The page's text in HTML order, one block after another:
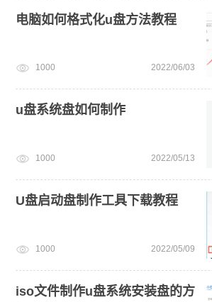
电脑如何格式化u盘方法教程
1000 2022/06/03
u盘系统盘如何制作
1000 2022/05/13
U盘启动盘制作工具下载教程
1000 2022/05/09
iso文件制作u盘系统安装盘的方